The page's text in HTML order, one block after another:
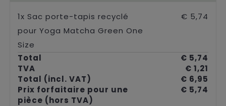
1x Sac porte-tapis recyclé
pour Yoga Matcha Green One
Size
€ 5,74
Total
€ 5,74
TVA
€ 1,21
Total (incl. VAT)
€ 6,95
Prix forfaitaire pour une
pièce (hors TVA)
€ 5,74